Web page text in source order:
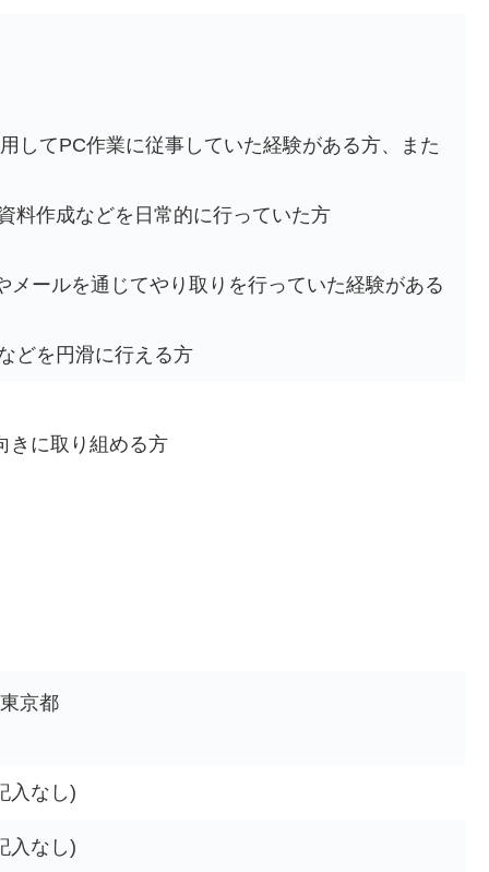
してPC作業に従事していた経験がある方、また
料作成などを日常的に行っていた方
メールを通じてやり取りを行っていた経験がある
どを円滑に行える方
きに取り組める方
東京都
入なし)
入なし)